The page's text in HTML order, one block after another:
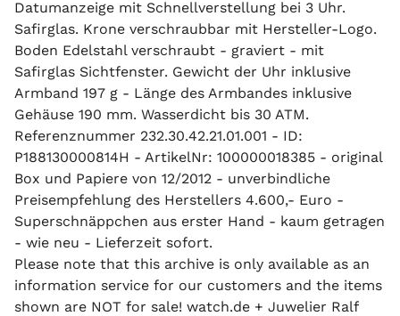
Datumanzeige mit Schnellverstellung bei 3 Uhr.
Safirglas. Krone verschraubbar mit Hersteller-Logo.
Boden Edelstahl verschraubt - graviert - mit
Safirglas Sichtfenster. Gewicht der Uhr inklusive
Armband 197 g - Länge des Armbandes inklusive
Gehäuse 190 mm. Wasserdicht bis 30 ATM.
Referenznummer 232.30.42.21.01.001 - ID:
P188130000814H - ArtikelNr: 100000018385 - original
Box und Papiere von 12/2012 - unverbindliche
Preisempfehlung des Herstellers 4.600,- Euro -
Superschnäppchen aus erster Hand - kaum getragen
- wie neu - Lieferzeit sofort.
Please note that this archive is only available as an
information service for our customers and the items
shown are NOT for sale! watch.de + Juwelier Ralf